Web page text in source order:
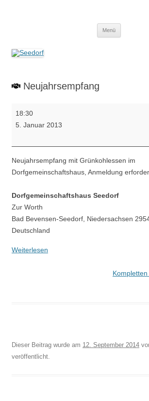
Menü
Neujahrsempfang
18:30
5. Januar 2013
Neujahrsempfang mit Grünkohlessen im
Dorfgemeinschaftshaus, Anmeldung
Dorfgemeinschaftshaus Seedorf
Zur Worth
Bad Bevensen-Seedorf Niedersachsen
Deutschland
Weiterlesen
Dieser Beitrag wurde am 12. September 2014
veröffentlicht.